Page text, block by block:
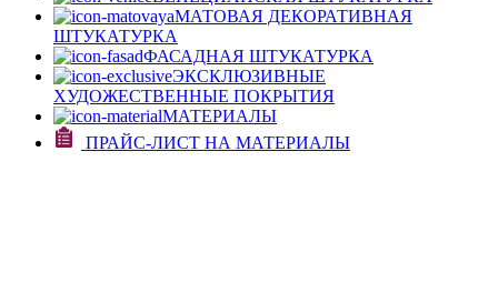
МАТОВАЯ ДЕКОРАТИВНАЯ
ШТУКАТУРКА
ФАСАДНАЯ ШТУКАТУРКА
ЭКСКЛЮЗИВНЫЕ
ХУДОЖЕСТВЕННЫЕ ПОКРЫТИЯ
МАТЕРИАЛЫ
ПРАЙС-ЛИСТ НА МАТЕРИАЛЫ